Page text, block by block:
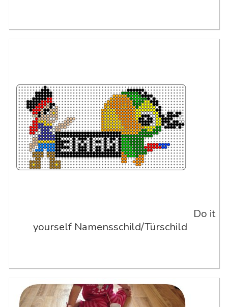
Do it
yourself Namensschild/Türschild